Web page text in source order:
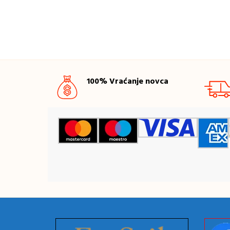
100% Vraćanje novca